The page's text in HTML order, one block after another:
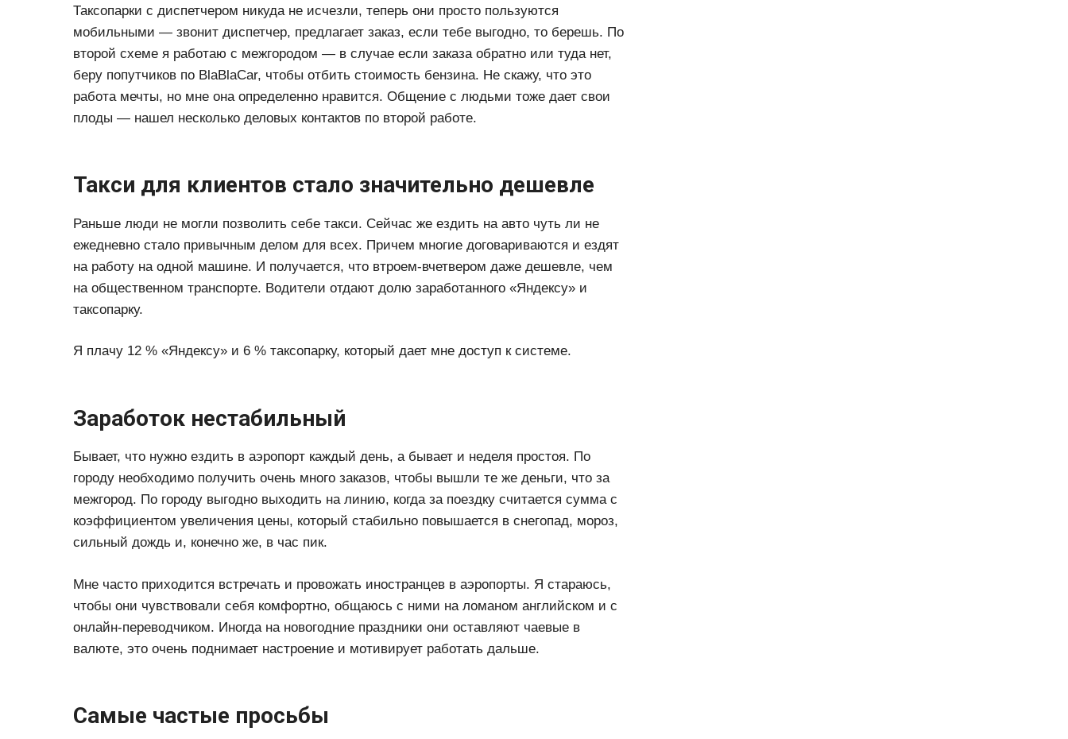
Таксопарки с диспетчером никуда не исчезли, теперь они просто пользуются
мобильными — звонит диспетчер, предлагает заказ, если тебе выгодно, то берешь. По
второй схеме я работаю с межгородом — в случае если заказа обратно или туда нет,
беру попутчиков по BlaBlaCar, чтобы отбить стоимость бензина. Не скажу, что это
работа мечты, но мне она определенно нравится. Общение с людьми тоже дает свои
плоды — нашел несколько деловых контактов по второй работе.
Такси для клиентов стало значительно дешевле
Раньше люди не могли позволить себе такси. Сейчас же ездить на авто чуть ли не
ежедневно стало привычным делом для всех. Причем многие договариваются и ездят
на работу на одной машине. И получается, что втроем-вчетвером даже дешевле, чем
на общественном транспорте. Водители отдают долю заработанного «Яндексу» и
таксопарку.
Я плачу 12 % «Яндексу» и 6 % таксопарку, который дает мне доступ к системе.
Заработок нестабильный
Бывает, что нужно ездить в аэропорт каждый день, а бывает и неделя простоя. По
городу необходимо получить очень много заказов, чтобы вышли те же деньги, что за
межгород. По городу выгодно выходить на линию, когда за поездку считается сумма с
коэффициентом увеличения цены, который стабильно повышается в снегопад, мороз,
сильный дождь и, конечно же, в час пик.
Мне часто приходится встречать и провожать иностранцев в аэропорты. Я стараюсь,
чтобы они чувствовали себя комфортно, общаюсь с ними на ломаном английском и с
онлайн-переводчиком. Иногда на новогодние праздники они оставляют чаевые в
валюте, это очень поднимает настроение и мотивирует работать дальше.
Самые частые просьбы